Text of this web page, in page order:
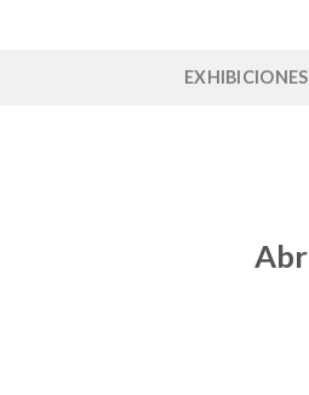
EXHIBICIONES